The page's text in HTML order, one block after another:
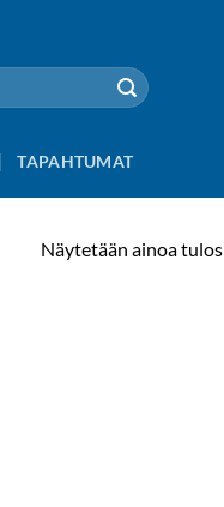
TAPAHTUMAT
Näytetään ainoa tulos